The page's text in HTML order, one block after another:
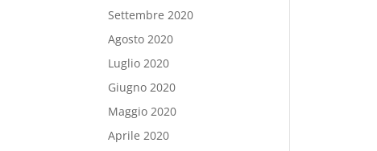
Settembre 2020
Agosto 2020
Luglio 2020
Giugno 2020
Maggio 2020
Aprile 2020